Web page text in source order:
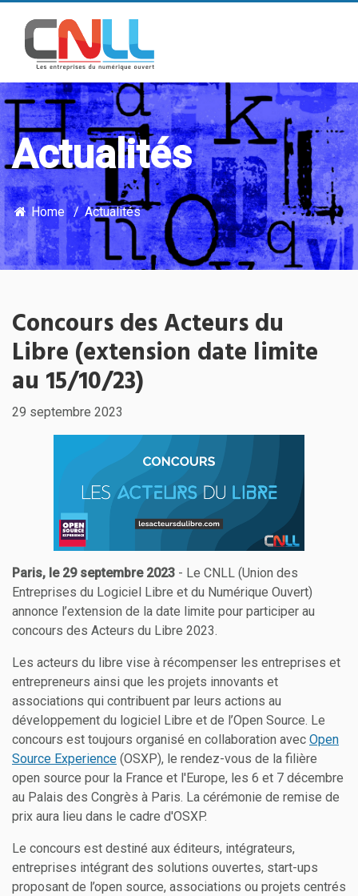
Actualités
Home Actualités
Concours des Acteurs du
Libre (extension date limite
au 15/10/23)
29 septembre 2023
Paris, le 29 septembre 2023 - Le CNLL (Union des
Entreprises du Logiciel Libre et du Numérique Ouvert)
annonce l’extension de la date limite pour participer au
concours des Acteurs du Libre 2023.
Les acteurs du libre vise à récompenser les entreprises et
entrepreneurs ainsi que les projets innovants et
associations qui contribuent par leurs actions au
développement du logiciel Libre et de l’Open Source. Le
concours est toujours organisé en collaboration avec Open
Source Experience (OSXP), le rendez-vous de la filière
open source pour la France et l'Europe, les 6 et 7 décembre
au Palais des Congrès à Paris. La cérémonie de remise de
prix aura lieu dans le cadre d'OSXP.
Le concours est destiné aux éditeurs, intégrateurs,
entreprises intégrant des solutions ouvertes, start-ups
proposant de l’open source, associations ou projets centrés